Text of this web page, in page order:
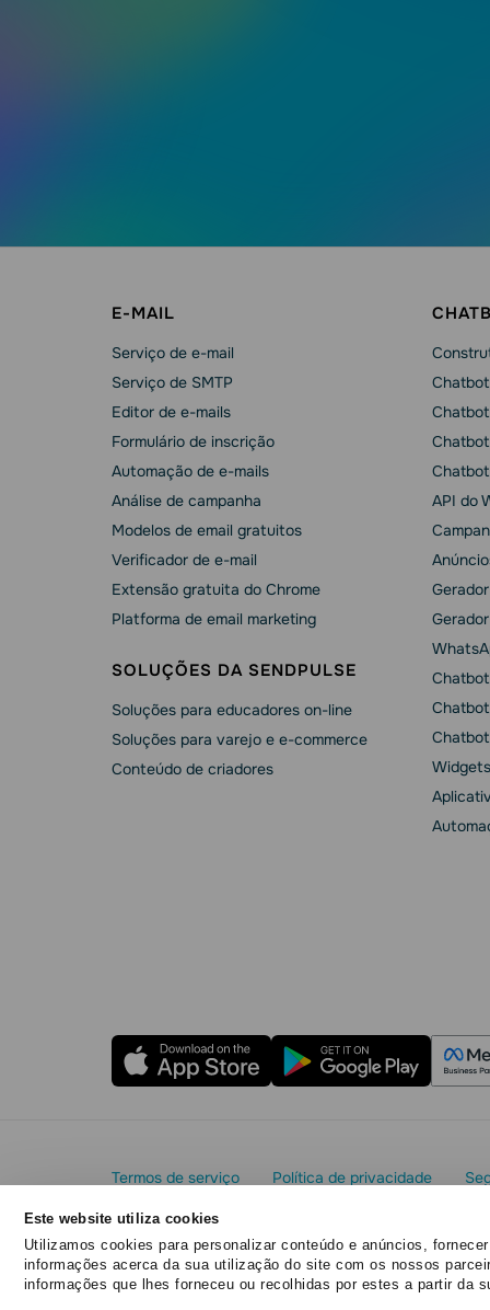
Este website utiliza cookies
Utilizamos cookies para personalizar conteúdo e anúncios,
informações acerca da sua utilização do site com os nossos
informações que lhes forneceu ou recolhidas por estes a partir da
E-MAIL
Serviço de e-mail
Serviço de SMTP
Editor de e-mails
Formulário de inscrição
Automação de e-mails
Análise de campanha
Modelos de email gratuitos
Verificador de e-mail
Extensão gratuita do Chrome
Platforma de email marketing
SOLUÇÕES DA SENDPULSE
Soluções para educadores on-line
Soluções para varejo e e-commerce
Conteúdo de criadores
API do
Termos de serviço Política de privacidade
Copyright© 2015 - 2026. SendPulse. Todos os